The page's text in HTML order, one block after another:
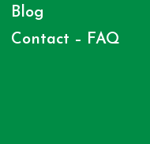
Blog
Contact – FAQ